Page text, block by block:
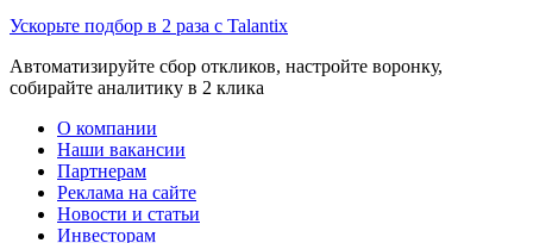
Ускорьте подбор в 2 раза с Talantix
Автоматизируйте сбор откликов, настройте воронку,
собирайте аналитику в 2 клика
О компании
Наши вакансии
Партнерам
Реклама на сайте
Новости и статьи
Инвесторам